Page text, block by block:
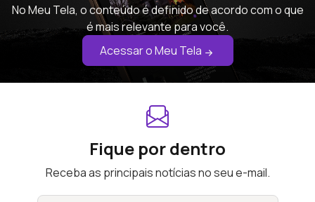
No Meu Tela, o conteúdo é definido de acordo com o que
é mais relevante para você.
Acessar o Meu Tela
Fique por dentro
Receba as principais notícias no seu e-mail.